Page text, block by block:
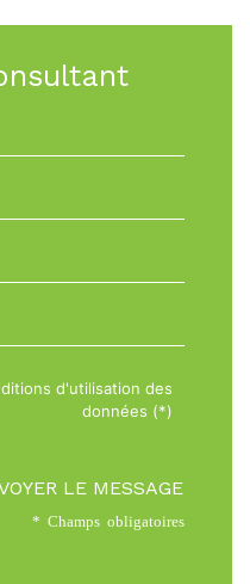
d'utilisation des
données (*)
LE MESSAGE
* Champs obligatoires